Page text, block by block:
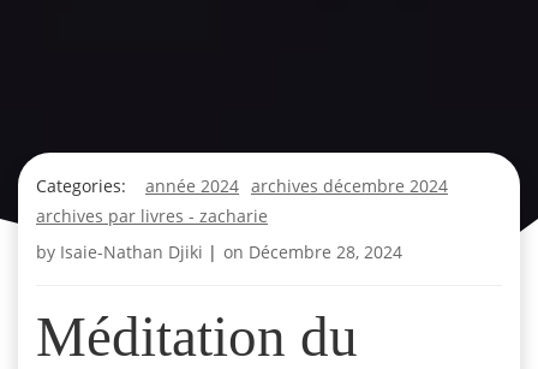
Categories: année 2024 archives décembre 2024
archives par livres - zacharie
by Isaie-Nathan Djiki | on Décembre 28, 2024
Méditation du